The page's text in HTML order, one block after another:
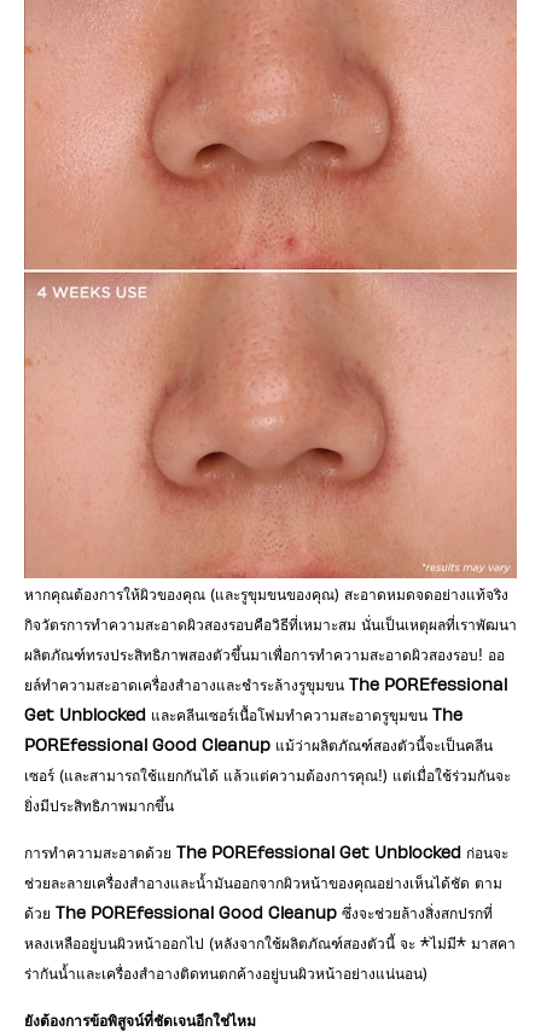
หากคุณต้องการให้ผิวของคุณ (และรูขุมขนของคุณ) สะอาดหมดจดอย่างแท้จริง
กิจวัตรการทำความสะอาดผิวสองรอบคือวิธีที่เหมาะสม นั่นเป็นเหตุผลที่เราพัฒนา
ผลิตภัณฑ์ทรงประสิทธิภาพสองตัวขึ้นมาเพื่อการทำความสะอาดผิวสองรอบ! ออ
ยล์ทำความสะอาดเครื่องสำอางและชำระล้างรูขุมขน The POREfessional
Get Unblocked และคลีนเซอร์เนื้อโฟมทำความสะอาดรูขุมขน The
POREfessional Good Cleanup แม้ว่าผลิตภัณฑ์สองตัวนี้จะเป็นคลีน
เซอร์ (และสามารถใช้แยกกันได้ แล้วแต่ความต้องการคุณ!) แต่เมื่อใช้ร่วมกันจะ
ยิ่งมีประสิทธิภาพมากขึ้น
การทำความสะอาดด้วย The POREfessional Get Unblocked ก่อนจะ
ช่วยละลายเครื่องสำอางและน้ำมันออกจากผิวหน้าของคุณอย่างเห็นได้ชัด ตาม
ด้วย The POREfessional Good Cleanup ซึ่งจะช่วยล้างสิ่งสกปรกที่
หลงเหลืออยู่บนผิวหน้าออกไป (หลังจากใช้ผลิตภัณฑ์สองตัวนี้ จะ *ไม่มี* มาสคา
ร่ากันน้ำและเครื่องสำอางติดทนตกค้างอยู่บนผิวหน้าอย่างแน่นอน)
ยังต้องการข้อพิสูจน์ที่ชัดเจนอีกใช่ไหม